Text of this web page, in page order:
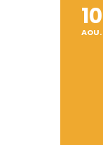
10
AOU.